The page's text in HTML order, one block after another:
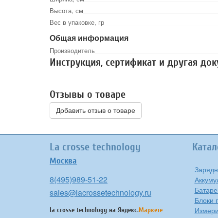
Высота, см
Вес в упаковке, гр
Общая информация
Производитель
Инструкция, сертификат и другая
Отзывы о товаре
Добавить отзыв о товаре
La crosse technology
Москва
8(495)989-51-22
sales@lacrossetechnology.ru
la crosse technology на Яндекс.Маркете
Блоки